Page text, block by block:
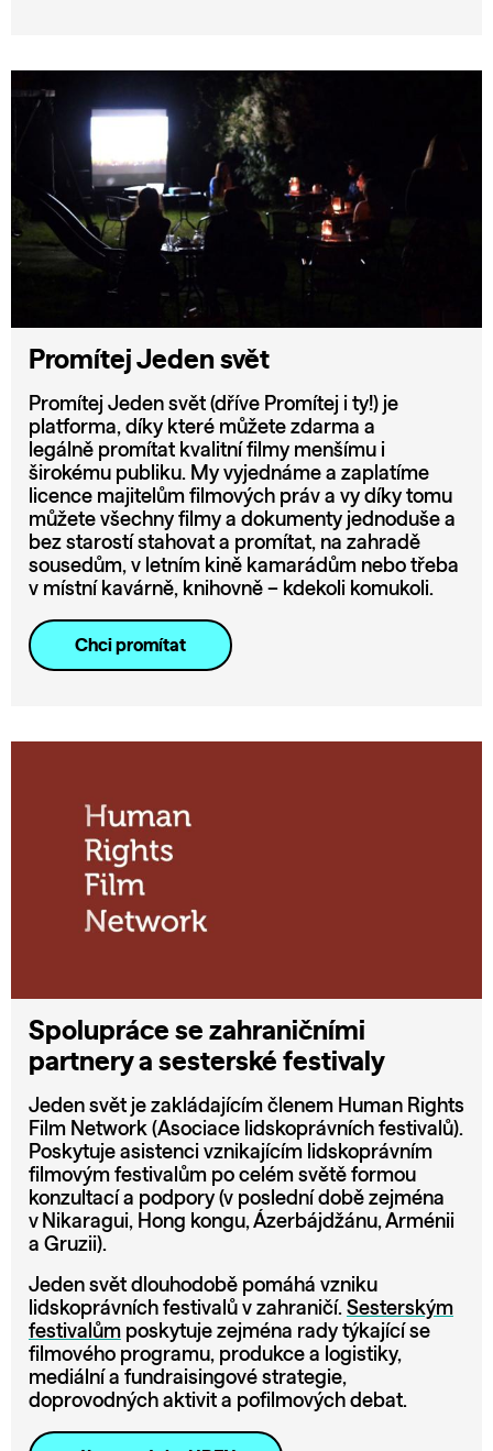
Promítej Jeden svět
Promítej Jeden svět (dříve Promítej i ty!) je
platforma, díky které můžete zdarma a
legálně promítat kvalitní filmy menšímu i
širokému publiku. My vyjednáme a zaplatíme
licence majitelům filmových práv a vy díky tomu
můžete všechny filmy a dokumenty jednoduše a
bez starostí stahovat a promítat, na zahradě
sousedům, v letním kině kamarádům nebo třeba
v místní kavárně, knihovně – kdekoli komukoli.
Chci promítat
Spolupráce se zahraničními
partnery a sesterské festivaly
Jeden svět je zakládajícím členem Human Rights
Film Network (Asociace lidskoprávních festivalů).
Poskytuje asistenci vznikajícím lidskoprávním
filmovým festivalům po celém světě formou
konzultací a podpory (v poslední době zejména
v Nikaragui, Hong kongu, Ázerbájdžánu, Arménii
a Gruzii).
Jeden svět dlouhodobě pomáhá vzniku
lidskoprávních festivalů v zahraničí. Sesterským
festivalům poskytuje zejména rady týkající se
filmového programu, produkce a logistiky,
mediální a fundraisingové strategie,
doprovodných aktivit a pofilmových debat.